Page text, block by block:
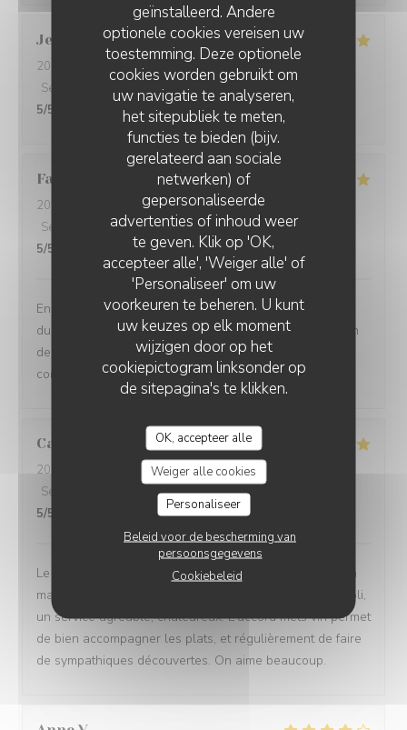
geïnstalleerd. Andere
optionele cookies vereisen uw
toestemming. Deze optionele
cookies worden gebruikt om
uw navigatie te analyseren,
het sitepubliek te meten,
functies te bieden (bijv.
gerelateerd aan sociale
netwerken) of
gepersonaliseerde
advertenties of inhoud weer
te geven. Klik op 'OK,
accepteer alle', 'Weiger alle' of
'Personaliseer' om uw
voorkeuren te beheren. U kunt
uw keuzes op elk moment
wijzigen door op het
cookiepictogram linksonder op
de sitepagina's te klikken.
OK, accepteer alle
Weiger alle cookies
Personaliseer
Beleid voor de bescherming van
persoonsgegevens
Cookiebeleid
Jean Pierre P
2026-07-28
- 20:00 - Gasten 2
Service
Atmosfeer /5 Keuken 5 Kwaliteit / Prijs
5/5
Fabien
2026-07-21
- 12:30 - Gasten 6
Service
Atmosfeer : 5/5 Keuken:5/5 Kwaliteit / Prijs
5/5
Encore une fois au top, et en plus de ça , belle surprise
du menu enfant offert et du verre de vin aussi. Sans rien
demander, c’est ce qu’on appelle, avoir le sens
commercial. Merci beaucoup … À bientôt
Catherine
2026-07-11
- 20:00 - Gasten 3
Service
Atmosfeer:5/5 Keuken:5
5/5
Le plaisir de découvrir au fur et a mesure ce que l'on va
manger. Des plats toujours delicieux. Un endroit cosy, joli,
un service agréable, chaleureux. L'accord mets vin permet
de bien accompagner les plats, et régulièrement de faire
de sympathiques découvertes. On aime beaucoup.
VIN SUR VIN